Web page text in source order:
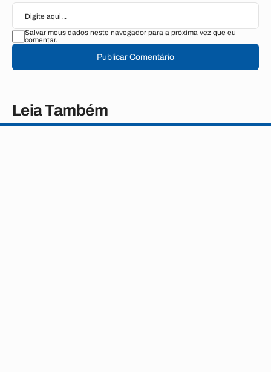
Salvar meus dados neste navegador para a próxima vez que eu
comentar.
Publicar Comentário
Leia Também